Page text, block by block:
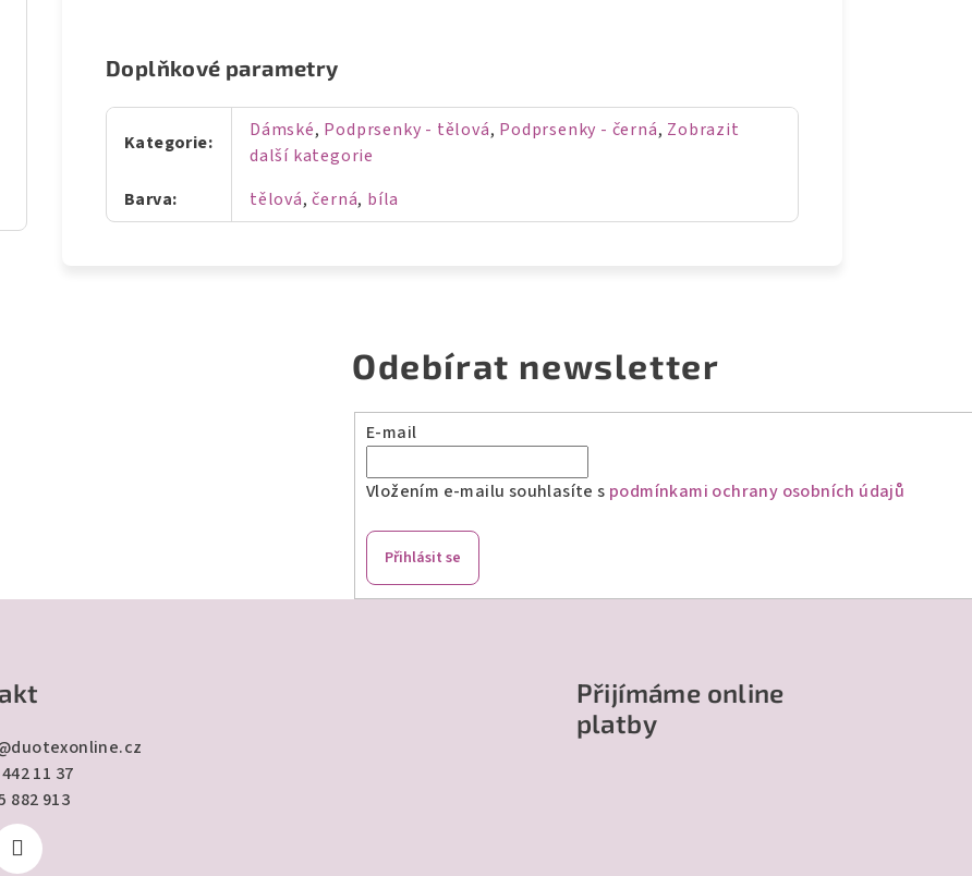
Doplňkové parametry
Kategorie:
Dámské, Podprsenky - tělová, Podprsenky - černá, Zobrazit
další kategorie
Barva: tělová,černá, bíla
Odebírat newsletter
E-mail
Vložením e-mailu souhlasíte s podmínkami ochrany osobních údajů
Přihlásit se
duotexonline.cz
11 37
882 913
Přijímáme online
platby